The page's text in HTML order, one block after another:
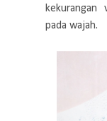
kekurangan
pada wajah.